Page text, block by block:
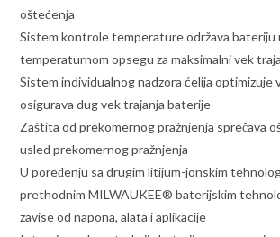
oštećenja
Sistem kontrole temperature održava bateriju
temperaturnom opsegu za maksimalni vek
Sistem individualnog nadzora ćelija optimizuje
osigurava dug vek trajanja baterije
Zaštita od prekomernog pražnjenja sprečava
usled prekomernog pražnjenja
U poređenju sa drugim litijum-jonskim
prethodnim MILWAUKEE® baterijskim
zavise od napona, alata i aplikacije